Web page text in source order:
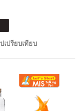
เปรียบเทียบ